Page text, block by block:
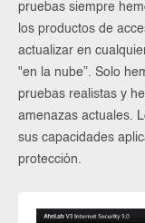
pruebas siempre
los productos de
actualizar en
"en la nube”. Solo
pruebas realistas y
amenazas actuales.
sus capacidades
protección.